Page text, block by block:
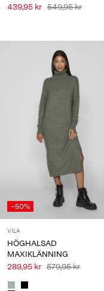
439,95 kr 549,95 kr
-50%
VILA
HÖGHALSAD
MAXIKLÄNNING
289,95 kr 579,95 kr